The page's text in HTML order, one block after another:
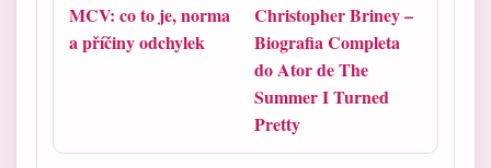
MCV: co to je, norma
a příčiny odchylek
Christopher Briney –
Biografia Completa
do Ator de The
Summer I Turned
Pretty